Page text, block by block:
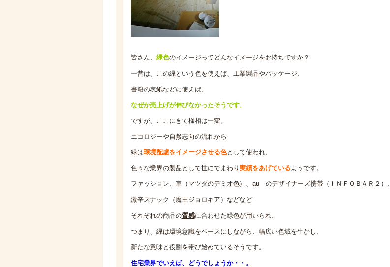
皆さん、 緑色のイメージってどんなイメージをお持ちですか？
一昔は、この緑という色を使えば、工業製品やパッケージ、
書籍の表紙などに使えば、
なぜか売上げが伸びなかったそうです。
ですが、ここにきて様相は一変。
エコロジーや自然志向の流れから
緑は環境配慮をイメージさせる色として使われ、
色々な業界の製品として世にでまわり 実績をあげているようです。
ファッション、車（マツダのデミオ色）、au のデザイナーズ携帯（ＩＮＦＯＢＡＲ２）、
激辛スナック（魔王ジョロキア）などなど
それぞれの商品の質感に合わせた緑色が用いられ、
つまり、緑は環境意識をベースにしながら、幅広い色域を生かし、
新たな意味と役割を帯び始めているそうです。
住宅業界でいえば、どうでしょうか・・。